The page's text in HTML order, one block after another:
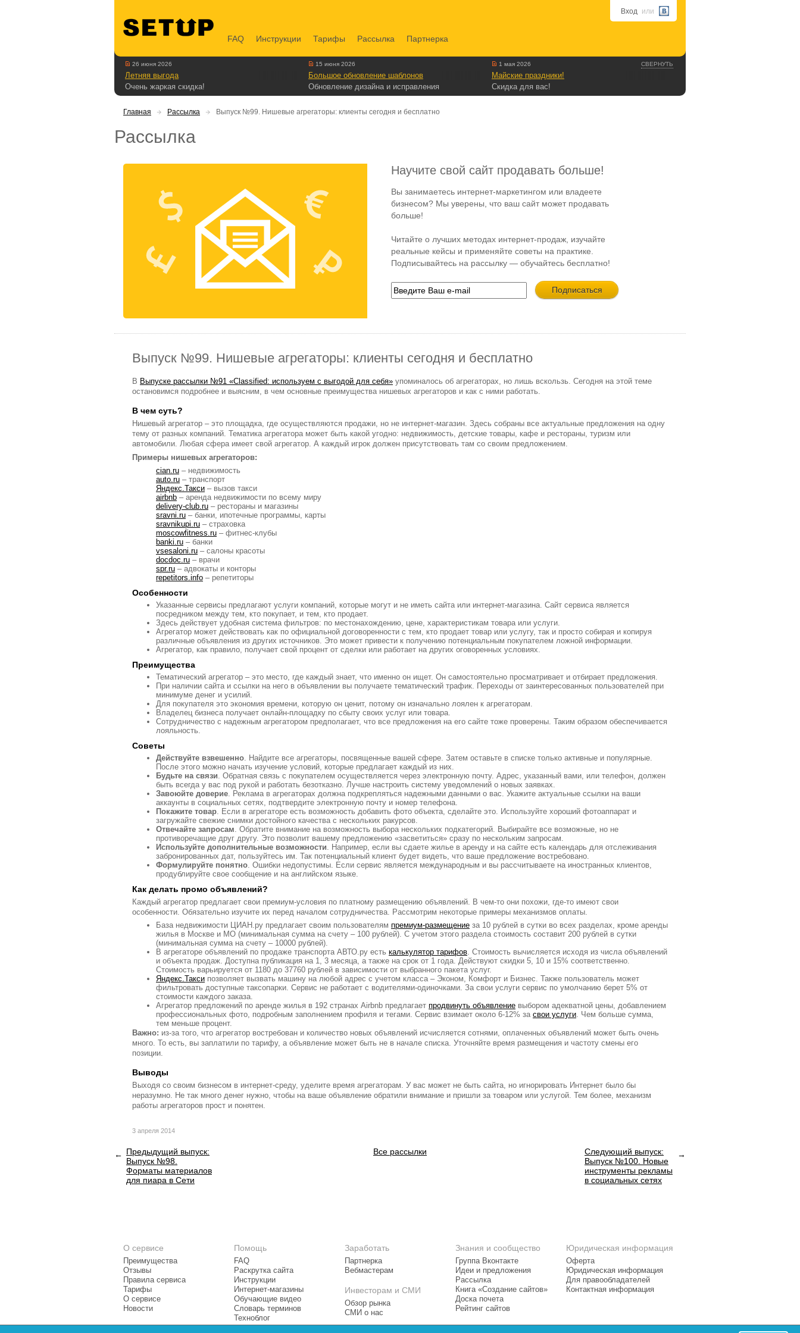
Вход или
FAQ Инструкции Тарифы Рассылка Партнерка
СВЕРНУТЬ
26 июня 2026
Летняя выгода
Очень жаркая скидка!
15 июня 2026
Большое обновление шаблонов
Обновление дизайна и исправления
1 мая 2026
Майские праздники!
Скидка для вас!
Главная Рассылка Выпуск №99. Нишевые агрегаторы: клиенты сегодня и бесплатно
Рассылка
Научите свой сайт продавать больше!
Вы занимаетесь интернет-маркетингом или владеете
бизнесом? Мы уверены, что ваш сайт может продавать
больше!
Читайте о лучших методах интернет-продаж, изучайте
реальные кейсы и применяйте советы на практике.
Подписывайтесь на рассылку — обучайтесь бесплатно!
Выпуск №99. Нишевые агрегаторы: клиенты сегодня и бесплатно
В Выпуске рассылки №91 «Classified: используем с выгодой для себя» упоминалось об агрегаторах, но лишь вскользь. Сегодня на этой теме
остановимся подробнее и выясним, в чем основные преимущества нишевых агрегаторов и как с ними работать.
В чем суть?
Нишевый агрегатор – это площадка, где осуществляются продажи, но не интернет-магазин. Здесь собраны все актуальные предложения на одну
тему от разных компаний. Тематика агрегатора может быть какой угодно: недвижимость, детские товары, кафе и рестораны, туризм или
автомобили. Любая сфера имеет свой агрегатор. А каждый игрок должен присутствовать там со своим предложением.
Примеры нишевых агрегаторов:
cian.ru – недвижимость
auto.ru – транспорт
Яндекс.Такси – вызов такси
airbnb – аренда недвижимости по всему миру
delivery-club.ru – рестораны и магазины
sravni.ru – банки, ипотечные программы, карты
sravnikupi.ru – страховка
moscowfitness.ru – фитнес-клубы
banki.ru – банки
vsesaloni.ru – салоны красоты
docdoc.ru – врачи
spr.ru – адвокаты и конторы
repetitors.info – репетиторы
Особенности
Указанные сервисы предлагают услуги компаний, которые могут и не иметь сайта или интернет-магазина. Сайт сервиса является
посредником между тем, кто покупает, и тем, кто продает.
Здесь действует удобная система фильтров: по местонахождению, цене, характеристикам товара или услуги.
Агрегатор может действовать как по официальной договоренности с тем, кто продает товар или услугу, так и просто собирая и копируя
различные объявления из других источников. Это может привести к получению потенциальным покупателем ложной информации.
Агрегатор, как правило, получает свой процент от сделки или работает на других оговоренных условиях.
Преимущества
Тематический агрегатор – это место, где каждый знает, что именно он ищет. Он самостоятельно просматривает и отбирает предложения.
При наличии сайта и ссылки на него в объявлении вы получаете тематический трафик. Переходы от заинтересованных пользователей при
минимуме денег и усилий.
Для покупателя это экономия времени, которую он ценит, потому он изначально лоялен к агрегаторам.
Владелец бизнеса получает онлайн-площадку по сбыту своих услуг или товара.
Сотрудничество с надежным агрегатором предполагает, что все предложения на его сайте тоже проверены. Таким образом обеспечивается
лояльность.
Советы
Действуйте взвешенно. Найдите все агрегаторы, посвященные вашей сфере. Затем оставьте в списке только активные и популярные.
После этого можно начать изучение условий, которые предлагает каждый из них.
Будьте на связи. Обратная связь с покупателем осуществляется через электронную почту. Адрес, указанный вами, или телефон, должен
быть всегда у вас под рукой и работать безотказно. Лучше настроить систему уведомлений о новых заявках.
Завоюйте доверие. Реклама в агрегаторах должна подкрепляться надежными данными о вас. Укажите актуальные ссылки на ваши
аккаунты в социальных сетях, подтвердите электронную почту и номер телефона.
Покажите товар. Если в агрегаторе есть возможность добавить фото объекта, сделайте это. Используйте хороший фотоаппарат и
загружайте свежие снимки достойного качества с нескольких ракурсов.
Отвечайте запросам. Обратите внимание на возможность выбора нескольких подкатегорий. Выбирайте все возможные, но не
противоречащие друг другу. Это позволит вашему предложению «засветиться» сразу по нескольким запросам.
Используйте дополнительные возможности. Например, если вы сдаете жилье в аренду и на сайте есть календарь для отслеживания
забронированных дат, пользуйтесь им. Так потенциальный клиент будет видеть, что ваше предложение востребовано.
Формулируйте понятно. Ошибки недопустимы. Если сервис является международным и вы рассчитываете на иностранных клиентов,
продублируйте свое сообщение и на английском языке.
Как делать промо объявлений?
Каждый агрегатор предлагает свои премиум-условия по платному размещению объявлений. В чем-то они похожи, где-то имеют свои
особенности. Обязательно изучите их перед началом сотрудничества. Рассмотрим некоторые примеры механизмов оплаты.
База недвижимости ЦИАН.ру предлагает своим пользователям премиум-размещение за 10 рублей в сутки во всех разделах, кроме аренды
жилья в Москве и МО (минимальная сумма на счету – 100 рублей). С учетом этого раздела стоимость составит 200 рублей в сутки
(минимальная сумма на счету – 10000 рублей).
В агрегаторе объявлений по продаже транспорта АВТО.ру есть калькулятор тарифов. Стоимость вычисляется исходя из числа объявлений
и объекта продаж. Доступна публикация на 1, 3 месяца, а также на срок от 1 года. Действуют скидки 5, 10 и 15% соответственно.
Стоимость варьируется от 1180 до 37760 рублей в зависимости от выбранного пакета услуг.
Яндекс.Такси позволяет вызвать машину на любой адрес с учетом класса – Эконом, Комфорт и Бизнес. Также пользователь может
фильтровать доступные таксопарки. Сервис не работает с водителями-одиночками. За свои услуги сервис по умолчанию берет 5% от
стоимости каждого заказа.
Агрегатор предложений по аренде жилья в 192 странах Airbnb предлагает продвинуть объявление выбором адекватной цены, добавлением
профессиональных фото, подробным заполнением профиля и тегами. Сервис взимает около 6-12% за свои услуги. Чем больше сумма,
тем меньше процент.
Важно: из-за того, что агрегатор востребован и количество новых объявлений исчисляется сотнями, оплаченных объявлений может быть очень
много. То есть, вы заплатили по тарифу, а объявление может быть не в начале списка. Уточняйте время размещения и частоту смены его
позиции.
Выводы
Выходя со своим бизнесом в интернет-среду, уделите время агрегаторам. У вас может не быть сайта, но игнорировать Интернет было бы
неразумно. Не так много денег нужно, чтобы на ваше объявление обратили внимание и пришли за товаром или услугой. Тем более, механизм
работы агрегаторов прост и понятен.
3 апреля 2014
Предыдущий выпуск:
Выпуск №98.
Форматы материалов
для пиара в Сети
Все рассылки
Следующий выпуск:
Выпуск №100. Новые
инструменты рекламы
в социальных сетях
О сервисе
Преимущества
Отзывы
Правила сервиса
Тарифы
О сервисе
Новости
Помощь
FAQ
Раскрутка сайта
Инструкции
Интернет-магазины
Обучающие видео
Словарь терминов
Техноблог
Заработать
Партнерка
Вебмастерам
Инвесторам и СМИ
Обзор рынка
СМИ о нас
Знания и сообщество
Группа Вконтакте
Идеи и предложения
Рассылка
Книга «Создание сайтов»
Доска почета
Рейтинг сайтов
Юридическая информация
Оферта
Юридическая информация
Для правообладателей
Контактная информация